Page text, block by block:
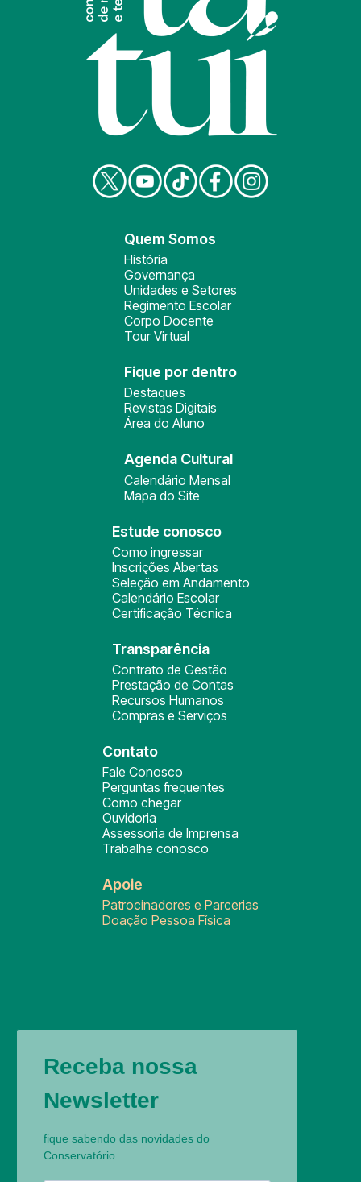
Quem Somos
História
Governança
Unidades e Setores
Regimento Escolar
Corpo Docente
Tour Virtual
Fique por dentro
Destaques
Revistas Digitais
Área do Aluno
Agenda Cultural
Calendário Mensal
Mapa do Site
Estude conosco
Como ingressar
Inscrições Abertas
Seleção em Andamento
Calendário Escolar
Certificação Técnica
Transparência
Contrato de Gestão
Prestação de Contas
Recursos Humanos
Compras e Serviços
Contato
Fale Conosco
Perguntas frequentes
Como chegar
Ouvidoria
Assessoria de Imprensa
Trabalhe conosco
Apoie
Patrocinadores e Parcerias
Doação Pessoa Física